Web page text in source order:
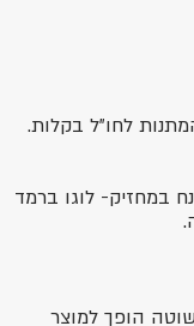
לחו"ל בקלות.
במחזיק- לוגו ברמד
הופך למוצר